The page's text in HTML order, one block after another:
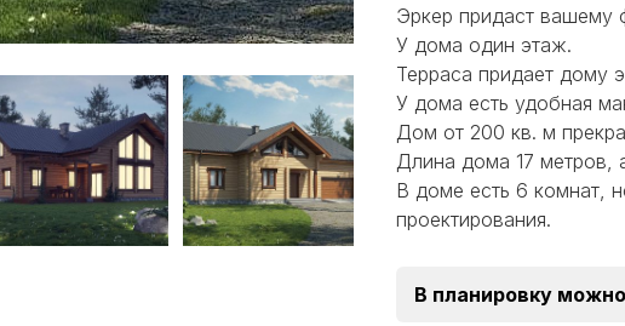
Эркер придаст вашему
У дома один этаж.
Терраса придает дому
У дома есть удобная
Дом от 200 кв. м
Длина дома 17 метров,
В доме есть 6 комнат,
проектирования.
В планировку